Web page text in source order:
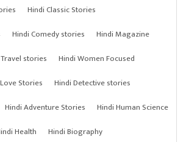
Hindi Classic Stories
Hindi Comedy stories
Hindi Magazine
stories
Hindi Women Focused
Stories
Hindi Detective stories
Hindi Adventure Stories
Hindi Human Science
Health Hindi Biography